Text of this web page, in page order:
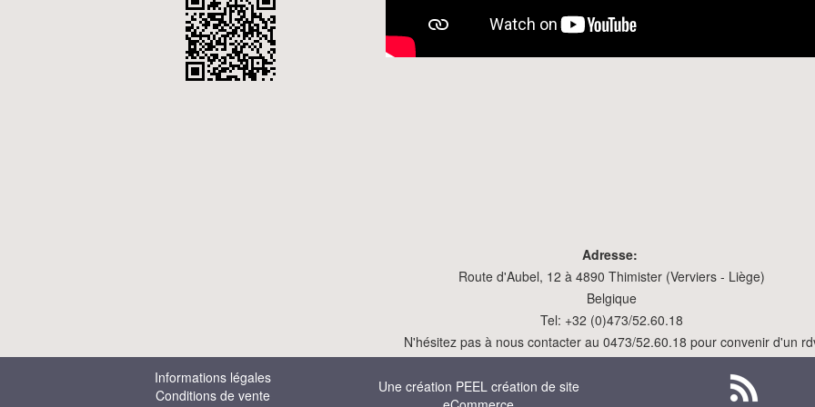
Adresse:
Route d'Aubel, 12 à 4890 Thimister (Verviers - Liège)
Belgique
Tel: +32 (0)473/52.60.18
N'hésitez pas à nous contacter au 0473/52.60.18 pour convenir d'un
Informations légales
Conditions de vente
Une création PEEL création de site